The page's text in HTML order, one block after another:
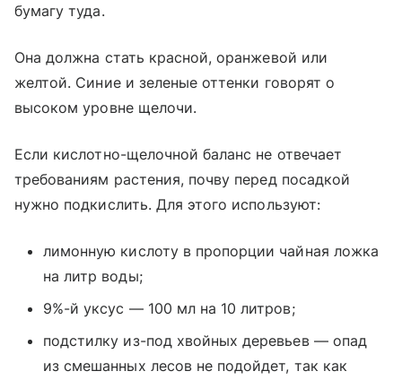
бумагу туда.
Она должна стать красной, оранжевой или
желтой. Синие и зеленые оттенки говорят о
высоком уровне щелочи.
Если кислотно-щелочной баланс не отвечает
требованиям растения, почву перед посадкой
нужно подкислить. Для этого используют:
лимонную кислоту в пропорции чайная ложка
на литр воды;
9%-й уксус — 100 мл на 10 литров;
подстилку из-под хвойных деревьев — опад
из смешанных лесов не подойдет, так как